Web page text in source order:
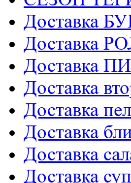
Доставка
Доставка
Доставка
Доставка
Доставка
Доставка
Доставка
Доставка